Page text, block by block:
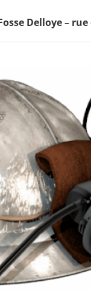
Delloye – rue